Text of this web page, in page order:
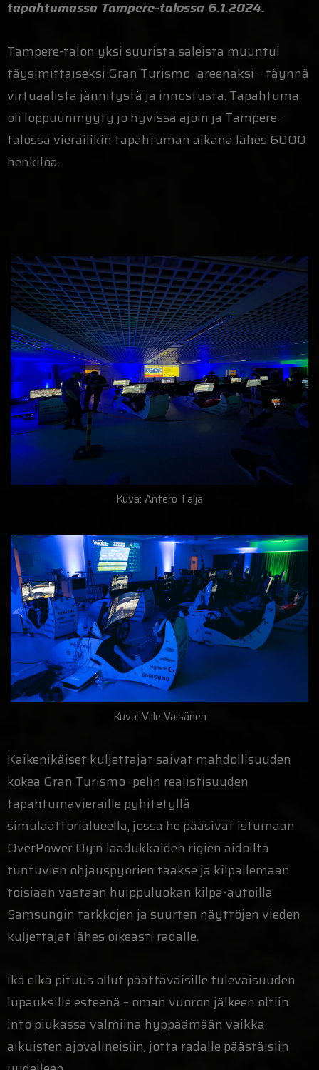
tapahtumassa Tampere-talossa 6.1.2024.
Tampere-talon yksi suurista saleista muuntui
täysimittaiseksi Gran Turismo -areenaksi – täynnä
virtuaalista jännitystä ja innostusta. Tapahtuma
oli loppuunmyyty jo hyvissä ajoin ja Tampere-
talossa vierailikin tapahtuman aikana lähes 6000
henkilöä.
Kuva: Antero Talja
Kuva: Ville Väisänen
Kaikenikäiset kuljettajat saivat mahdollisuuden
kokea Gran Turismo -pelin realistisuuden
tapahtumavieraille pyhitetyllä
simulaattorialueella, jossa he pääsivät istumaan
OverPower Oy:n laadukkaiden rigien aidoilta
tuntuvien ohjauspyörien taakse ja kilpailemaan
toisiaan vastaan huippuluokan kilpa-autoilla
Samsungin tarkkojen ja suurten näyttöjen vieden
kuljettajat lähes oikeasti radalle.
Ikä eikä pituus ollut päättäväisille tulevaisuuden
lupauksille esteenä – oman vuoron jälkeen oltiin
into piukassa valmiina hyppäämään vaikka
aikuisten ajovälineisiin, jotta radalle päästäisiin